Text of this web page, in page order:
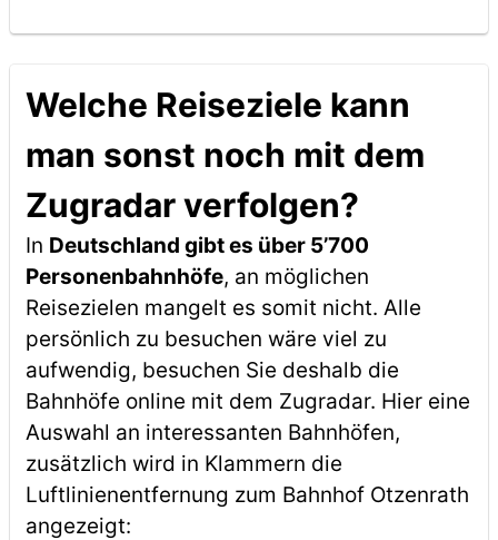
Welche Reiseziele kann
man sonst noch mit dem
Zugradar verfolgen?
In Deutschland gibt es über 5’700
Personenbahnhöfe, an möglichen
Reisezielen mangelt es somit nicht. Alle
persönlich zu besuchen wäre viel zu
aufwendig, besuchen Sie deshalb die
Bahnhöfe online mit dem Zugradar. Hier eine
Auswahl an interessanten Bahnhöfen,
zusätzlich wird in Klammern die
Luftlinienentfernung zum Bahnhof Otzenrath
angezeigt: